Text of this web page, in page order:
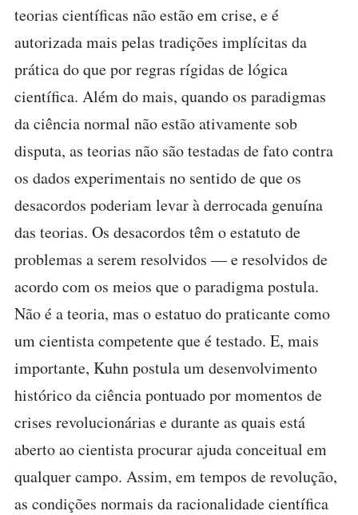
teorias científicas não estão em crise, e é
autorizada mais pelas tradições implícitas da
prática do que por regras rígidas de lógica
científica. Além do mais, quando os paradigmas
da ciência normal não estão ativamente sob
disputa, as teorias não são testadas de fato contra
os dados experimentais no sentido de que os
desacordos poderiam levar à derrocada genuína
das teorias. Os desacordos têm o estatuto de
problemas a serem resolvidos — e resolvidos de
acordo com os meios que o paradigma postula.
Não é a teoria, mas o estatuo do praticante como
um cientista competente que é testado. E, mais
importante, Kuhn postula um desenvolvimento
histórico da ciência pontuado por momentos de
crises revolucionárias e durante as quais está
aberto ao cientista procurar ajuda conceitual em
qualquer campo. Assim, em tempos de revolução,
as condições normais da racionalidade científica